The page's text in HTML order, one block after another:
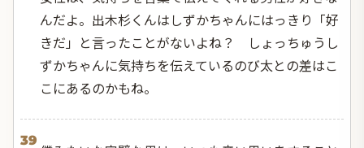
んだよ。出木杉くんはしずかちゃんにはっきり「好
きだ」と言ったことがないよね？ しょっちゅうし
ずかちゃんに気持ちを伝えているのび太との差はこ
こにあるのかもね。
39